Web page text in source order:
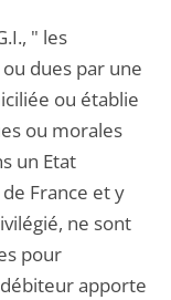
" les
dues par une
ou établie
ou morales
un Etat
France et y
ne sont
pour
apporte